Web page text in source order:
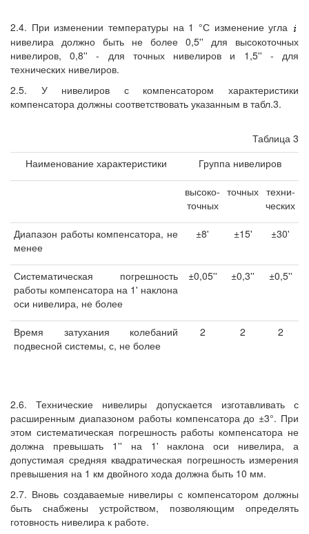
2.4. При изменении температуры на 1 °С изменение угла
нивелира должно быть не более 0,5'' для высокоточных
нивелиров, 0,8'' - для точных нивелиров и 1,5'' - для
технических нивелиров.
2.5. У нивелиров с компенсатором характеристики
компенсатора должны соответствовать указанным в табл.3.
Таблица 3
Наименование характеристики
Группа нивелиров
высоко-
точных
точных техни-
ческих
Диапазон работы компенсатора, не
менее
±8' ±15' ±30'
Систематическая погрешность
работы компенсатора на 1' наклона
оси нивелира, не более
±0,05'' ±0,3'' ±0,5''
Время затухания колебаний
подвесной системы, с, не более
2 2 2
2.6. Технические нивелиры допускается изготавливать с
расширенным диапазоном работы компенсатора до ±3°. При
этом систематическая погрешность работы компенсатора не
должна превышать 1'' на 1' наклона оси нивелира, а
допустимая средняя квадратическая погрешность измерения
превышения на 1 км двойного хода должна быть 10 мм.
2.7. Вновь создаваемые нивелиры с компенсатором должны
быть снабжены устройством, позволяющим определять
готовность нивелира к работе.